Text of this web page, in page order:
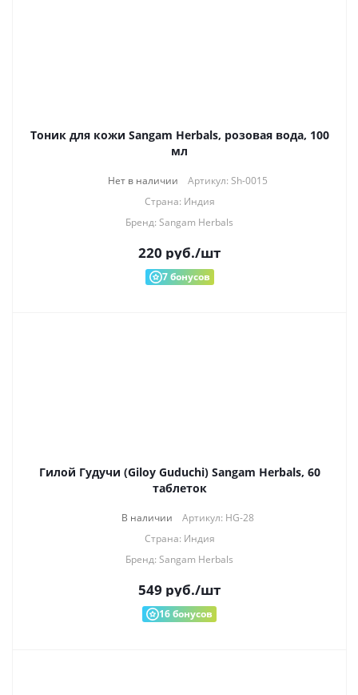
Тоник для кожи Sangam Herbals, розовая вода, 100
мл
Нет в наличии
Артикул: Sh-0015
Страна: Индия
Бренд: Sangam Herbals
220 руб./шт
7бонусов
Гилой Гудучи (Giloy Guduchi) Sangam Herbals, 60
таблеток
В наличии
Артикул: HG-28
Страна: Индия
Бренд: Sangam Herbals
549 руб./шт
16бонусов